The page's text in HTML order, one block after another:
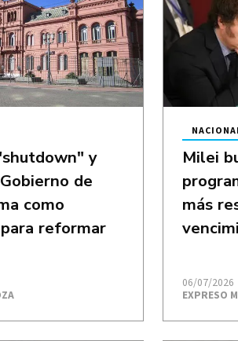
y
de
como
reformar
Milei
más
EXPRESO
06/07/2026